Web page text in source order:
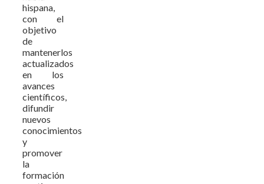
hispana,
con el
objetivo
de
mantenerlos
actualizados
en los
avances
científicos,
difundir
nuevos
conocimientos
y
promover
la
formación